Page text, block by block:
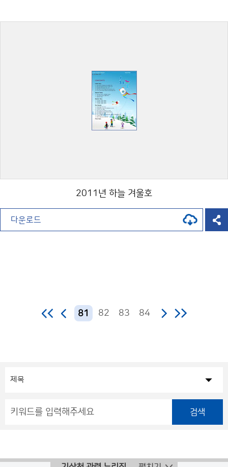
2011년 하늘 겨울호
다운로드
81 82 83 84
검색